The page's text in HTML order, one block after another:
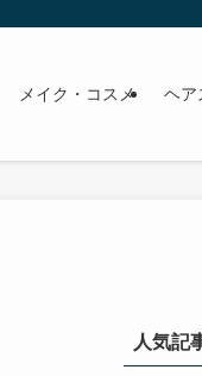
メイク・コスメ ヘア
人気記